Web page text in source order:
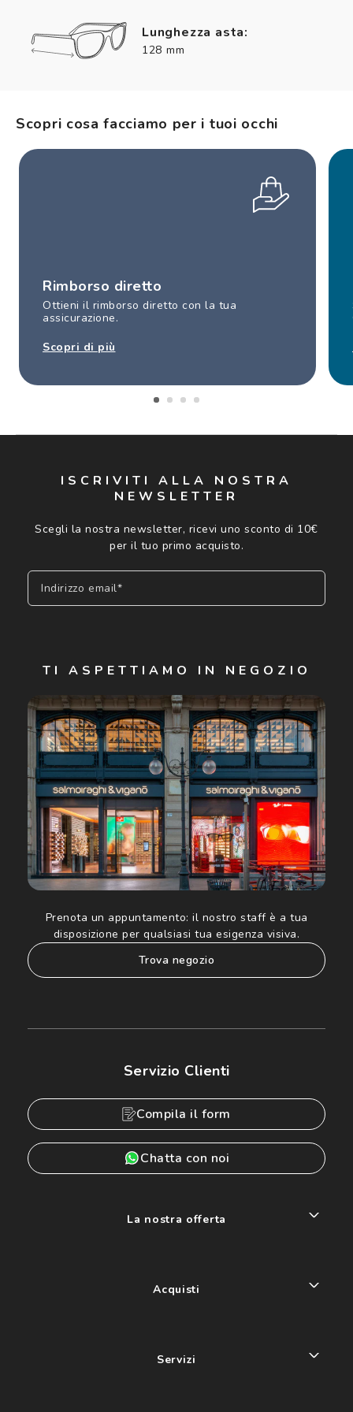
Lunghezza asta:
128 mm
Scopri cosa facciamo per i tuoi occhi
Rimborso diretto
Ottieni il rimborso diretto con la tua
assicurazione.
Scopri di più
ISCRIVITI ALLA NOSTRA
NEWSLETTER
Scegli la nostra newsletter, ricevi uno sconto di 10€
per il tuo primo acquisto.
Indirizzo email*
Cliccando su "Iscriviti", confermo di avere più di 16 anni e
acconsento all'utilizzo dei miei Dati Personali da parte di
Luxottica Group S.p.A. per l'invio di offerte speciali, novità
ed altre comunicazioni di carattere pubblicitario (consultare
Informativa sulla privacyper ulteriori informazioni).
TI ASPETTIAMO IN NEGOZIO
Prenota un appuntamento: il nostro staff è a tua
disposizione per qualsiasi tua esigenza visiva.
trova negozio
Servizio Clienti
Compila il form
Chatta con noi
La nostra offerta
Acquisti
Servizi